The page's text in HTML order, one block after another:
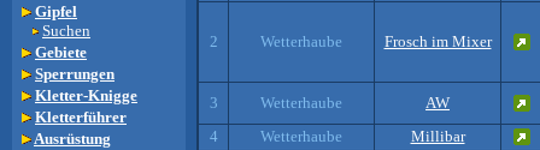
Gipfel
Suchen
Gebiete
Sperrungen
Kletter-Knigge
Kletterführer
Ausrüstung
2 Wetterhaube Frosch im Mixer
3 Wetterhaube
AW
4
Wetterhaube
Millibar